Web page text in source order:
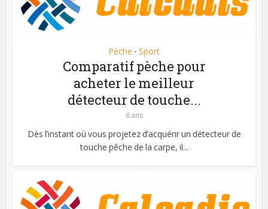
Pèche • Sport
Comparatif pèche pour
acheter le meilleur
détecteur de touche...
6 ans
Dès l’instant où vous projetez d’acquérir un détecteur de
touche pêche de la carpe, il...